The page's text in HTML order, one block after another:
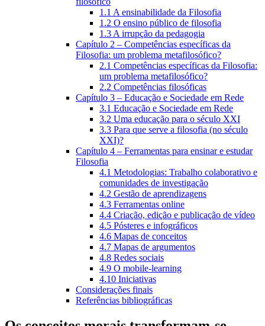
1.1 A ensinabilidade da Filosofia
1.2 O ensino público de filosofia
1.3 A irrupção da pedagogia
Capítulo 2 – Competências específicas da
Filosofia: um problema metafilosófico?
2.1 Competências específicas da Filosofia:
um problema metafilosófico?
2.2 Competências filosóficas
Capítulo 3 – Educação e Sociedade em Rede
3.1 Educação e Sociedade em Rede
3.2 Uma educação para o século XXI
3.3 Para que serve a filosofia (no século
XXI)?
Capítulo 4 – Ferramentas para ensinar e estudar
Filosofia
4.1 Metodologias: Trabalho colaborativo e
comunidades de investigação
4.2 Gestão de aprendizagens
4.3 Ferramentas online
4.4 Criação, edição e publicação de vídeo
4.5 Pósteres e infográficos
4.6 Mapas de conceitos
4.7 Mapas de argumentos
4.8 Redes sociais
4.9 O mobile-learning
4.10 Iniciativas
Considerações finais
Referências bibliográficas